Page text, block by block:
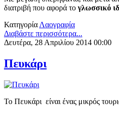
διατριβή που αφορά το γλωσσικό
Κατηγορία Λαογραφία
Διαβάστε περισσότερα...
Δευτέρα, 28 Απριλίου 2014 00:00
Πευκάρι
Το Πευκάρι είναι ένας μικρός